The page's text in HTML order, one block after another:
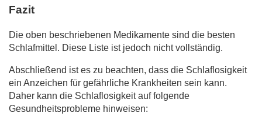
Fazit
Die oben beschriebenen Medikamente sind die besten
Schlafmittel. Diese Liste ist jedoch nicht vollständig.
Abschließend ist es zu beachten, dass die Schlaflosigkeit
ein Anzeichen für gefährliche Krankheiten sein kann.
Daher kann die Schlaflosigkeit auf folgende
Gesundheitsprobleme hinweisen: